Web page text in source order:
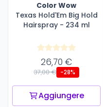
Color Wow
Texas Hold'Em Big Hold
Hairspray - 234 ml
26,70 €
37,00 € -28%
Aggiungere